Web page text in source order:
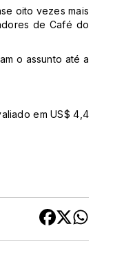
oito vezes mais
de Café do
o assunto até a
em US$ 4,4